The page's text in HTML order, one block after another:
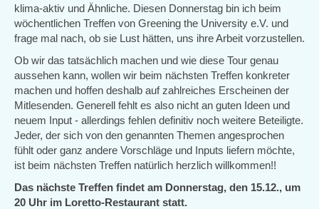
klima-aktiv und Ähnliche. Diesen Donnerstag bin ich beim
wöchentlichen Treffen von Greening the University e.V. und
frage mal nach, ob sie Lust hätten, uns ihre Arbeit vorzustellen.
Ob wir das tatsächlich machen und wie diese Tour genau
aussehen kann, wollen wir beim nächsten Treffen konkreter
machen und hoffen deshalb auf zahlreiches Erscheinen der
Mitlesenden. Generell fehlt es also nicht an guten Ideen und
neuem Input - allerdings fehlen definitiv noch weitere Beteiligte.
Jeder, der sich von den genannten Themen angesprochen
fühlt oder ganz andere Vorschläge und Inputs liefern möchte,
ist beim nächsten Treffen natürlich herzlich willkommen!!
Das nächste Treffen findet am Donnerstag, den 15.12., um
20 Uhr im Loretto-Restaurant statt.